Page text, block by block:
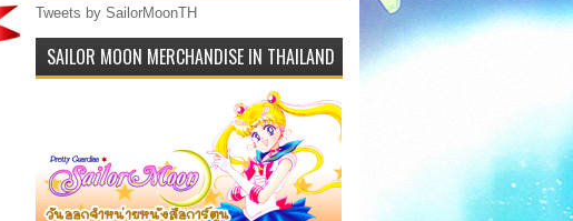
Tweets by SailorMoonTH
SAILOR MOON MERCHANDISE IN THAILAND